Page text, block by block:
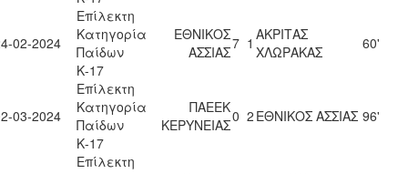
02-2024
Επίλεκτη
Κατηγορία
Παίδων
Κ-17
ΕΘΝΙΚΟΣ
ΑΣΣΙΑΣ7 1 ΑΚΡΙΤΑΣ
ΧΛΩΡΑΚΑΣ
60'
03-2024
Επίλεκτη
Κατηγορία
Παίδων
Κ-17
ΠΑΕΕΚ
ΚΕΡΥΝΕΙΑΣ0 2 ΕΘΝΙΚΟΣ ΑΣΣΙΑΣ 96'
Επίλεκτη